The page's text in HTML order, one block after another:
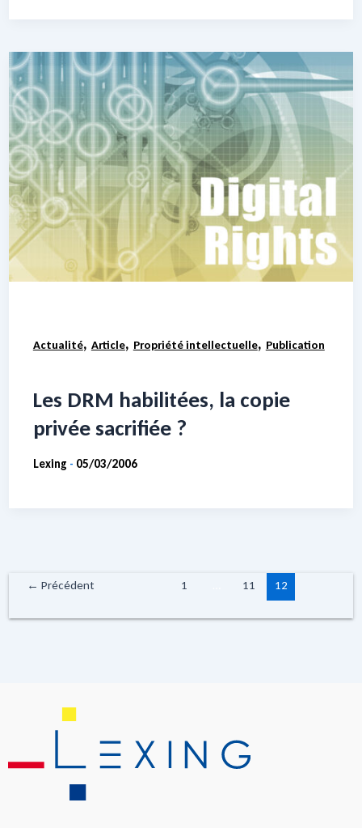
Actualité, Article, Propriété intellectuelle, Publication
Les DRM habilitées, la copie
privée sacrifiée ?
Lexing - 05/03/2006
← Précédent 1 11 12